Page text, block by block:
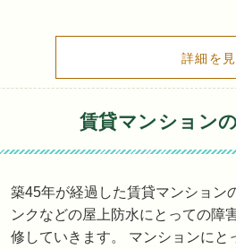
詳細を
賃貸マンション
築45年が経過した賃貸マンション
ンクなどの屋上防水にとっての障
修していきます。 マンションに